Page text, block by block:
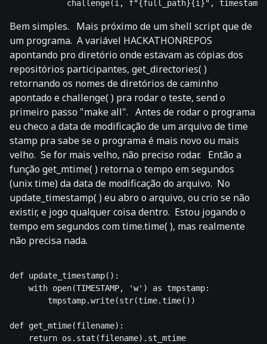
Bem simples. Mais próximo de um shell script que de
um programa. A variável HACKATHONREPOS
apontando pro diretório onde estavam as cópias dos
repositórios participantes, get_directories( )
retornando os nomes de diretórios de caminho
apontado e challenge( ) pra rodar o teste, send o
primeiro passo "make all". Antes de rodar o programa
eu checo a data de modificação de um arquivo de time
stamp pra sabe se o programa é mais novo ou mais
velho. Se for mais velho, não preciso rodar. Então a
função get_mtime( ) retorna o tempo em segundos
(unix time) da data de modificação do arquivo. No
update_timestamp( ) eu abro o arquivo, ou crio se não
existir, e jogo qualquer coisa dentro. Estou jogando o
tempo em segundos com time.time( ), mas realmente
não precisa nada.
def update_timestamp():
    with open(TIMESTAMP, 'w') as tmpstamp:
        tmpstamp.write(str(time.time())
def get_mtime(filename):
    return os.stat(filename).st_mtime